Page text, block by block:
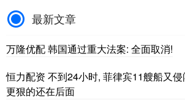
最新文章
万隆优配 韩国通过重大法案: 全面取消!
恒力配资 不到24小时, 菲律宾11艘船又
更狠的还在后面